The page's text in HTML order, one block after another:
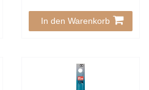
In den Warenkorb